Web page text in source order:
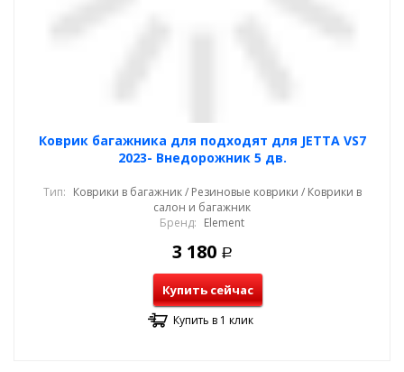
Коврик багажника для подходят для JETTA VS7
2023- Внедорожник 5 дв.
Тип: Коврики в багажник / Резиновые коврики / Коврики в
салон и багажник
Бренд: Element
3 180 Р
Купить сейчас
Купить в 1 клик